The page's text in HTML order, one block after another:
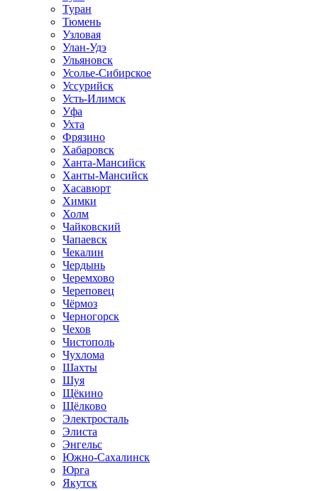
Туран
Тюмень
Узловая
Улан-Удэ
Ульяновск
Усолье-Сибирское
Уссурийск
Усть-Илимск
Уфа
Ухта
Фрязино
Хабаровск
Ханта-Мансийск
Ханты-Мансийск
Хасавюрт
Химки
Холм
Чайковский
Чапаевск
Чекалин
Чердынь
Черемхово
Череповец
Чёрмоз
Черногорск
Чехов
Чистополь
Чухлома
Шахты
Шуя
Щёкино
Щёлково
Электросталь
Элиста
Энгельс
Южно-Сахалинск
Юрга
Якутск